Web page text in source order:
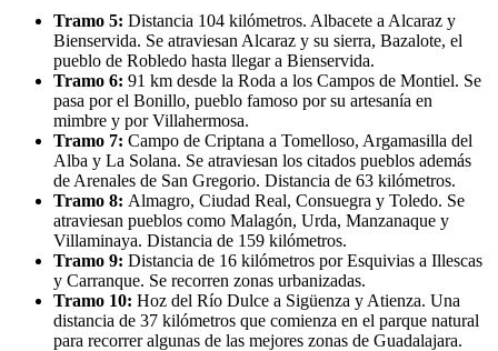
Tramo 5: Distancia 104 kilómetros. Albacete a Alcaraz y
Bienservida. Se atraviesan Alcaraz y su sierra, Bazalote, el
pueblo de Robledo hasta llegar a Bienservida.
Tramo 6: 91 km desde la Roda a los Campos de Montiel. Se
pasa por el Bonillo, pueblo famoso por su artesanía en
mimbre y por Villahermosa.
Tramo 7: Campo de Criptana a Tomelloso, Argamasilla del
Alba y La Solana. Se atraviesan los citados pueblos además
de Arenales de San Gregorio. Distancia de 63 kilómetros.
Tramo 8: Almagro, Ciudad Real, Consuegra y Toledo. Se
atraviesan pueblos como Malagón, Urda, Manzanaque y
Villaminaya. Distancia de 159 kilómetros.
Tramo 9: Distancia de 16 kilómetros por Esquivias a Illescas
y Carranque. Se recorren zonas urbanizadas.
Tramo 10: Hoz del Río Dulce a Sigüenza y Atienza. Una
distancia de 37 kilómetros que comienza en el parque natural
para recorrer algunas de las mejores zonas de Guadalajara.